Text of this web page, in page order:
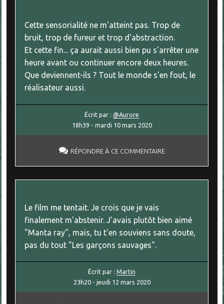
Cette sensorialité ne m'atteint pas. Trop de
bruit, trop de fureur et trop d'abstraction.
Et cette fin... ça aurait aussi bien pu s'arrêter une
heure avant ou continuer encore deux heures.
Que deviennent-ils ? Tout le monde s'en fout, le
réalisateur aussi.
Écrit par :@Aurore
18h39 - mardi 10 mars 2020
RÉPONDRE À CE COMMENTAIRE
Le film me tentait. Je crois que je vais
finalement m'abstenir. J'avais plutôt bien aimé
"Manta ray", mais, tu t'en souviens sans doute,
pas du tout "Les garçons sauvages".
Écrit par :Martin
23h20- jeudi 12 mars 2020